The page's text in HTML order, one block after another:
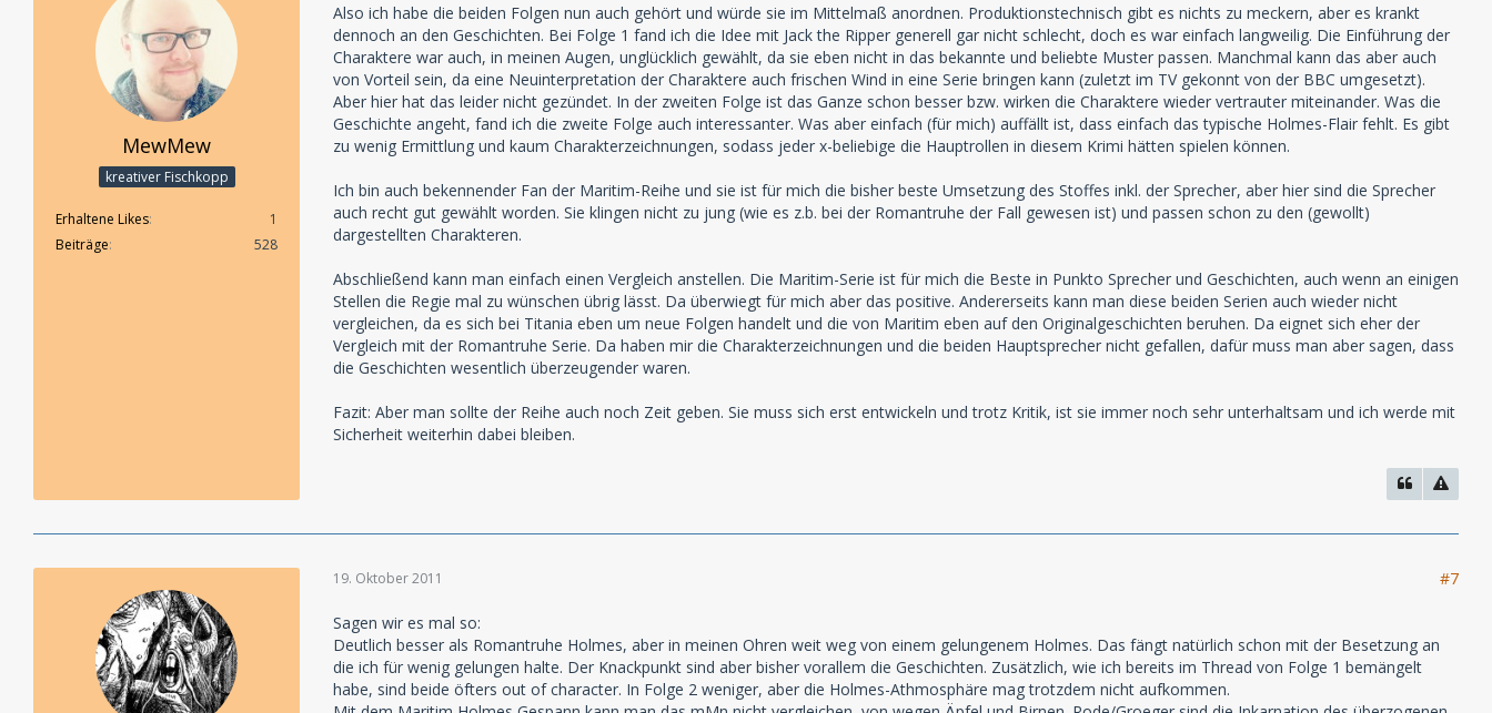
MewMew
kreativer Fischkopp
Erhaltene Likes
1
Beiträge
528
Also ich habe die beiden Folgen nun auch gehört und würde sie im Mittelmaß anordnen. Produktionstechnisch gibt es nichts zu meckern, aber es krankt
dennoch an den Geschichten. Bei Folge 1 fand ich die Idee mit Jack the Ripper generell gar nicht schlecht, doch es war einfach langweilig. Die Einführung der
Charaktere war auch, in meinen Augen, unglücklich gewählt, da sie eben nicht in das bekannte und beliebte Muster passen. Manchmal kann das aber auch
von Vorteil sein, da eine Neuinterpretation der Charaktere auch frischen Wind in eine Serie bringen kann (zuletzt im TV gekonnt von der BBC umgesetzt).
Aber hier hat das leider nicht gezündet. In der zweiten Folge ist das Ganze schon besser bzw. wirken die Charaktere wieder vertrauter miteinander. Was die
Geschichte angeht, fand ich die zweite Folge auch interessanter. Was aber einfach (für mich) auffällt ist, dass einfach das typische Holmes-Flair fehlt. Es gibt
zu wenig Ermittlung und kaum Charakterzeichnungen, sodass jeder x-beliebige die Hauptrollen in diesem Krimi hätten spielen können.
Ich bin auch bekennender Fan der Maritim-Reihe und sie ist für mich die bisher beste Umsetzung des Stoffes inkl. der Sprecher, aber hier sind die Sprecher
auch recht gut gewählt worden. Sie klingen nicht zu jung (wie es z.b. bei der Romantruhe der Fall gewesen ist) und passen schon zu den (gewollt)
dargestellten Charakteren.
Abschließend kann man einfach einen Vergleich anstellen. Die Maritim-Serie ist für mich die Beste in Punkto Sprecher und Geschichten, auch wenn an einigen
Stellen die Regie mal zu wünschen übrig lässt. Da überwiegt für mich aber das positive. Andererseits kann man diese beiden Serien auch wieder nicht
vergleichen, da es sich bei Titania eben um neue Folgen handelt und die von Maritim eben auf den Originalgeschichten beruhen. Da eignet sich eher der
Vergleich mit der Romantruhe Serie. Da haben mir die Charakterzeichnungen und die beiden Hauptsprecher nicht gefallen, dafür muss man aber sagen, dass
die Geschichten wesentlich überzeugender waren.
Fazit: Aber man sollte der Reihe auch noch Zeit geben. Sie muss sich erst entwickeln und trotz Kritik, ist sie immer noch sehr unterhaltsam und ich werde mit
Sicherheit weiterhin dabei bleiben.
19. Oktober 2011 #7
Sagen wir es mal so:
Deutlich besser als Romantruhe Holmes, aber in meinen Ohren weit weg von einem gelungenem Holmes. Das fängt natürlich schon mit der Besetzung an
die ich für wenig gelungen halte. Der Knackpunkt sind aber bisher vorallem die Geschichten. Zusätzlich, wie ich bereits im Thread von Folge 1 bemängelt
habe, sind beide öfters out of character. In Folge 2 weniger, aber die Holmes-Athmosphäre mag trotzdem nicht aufkommen.